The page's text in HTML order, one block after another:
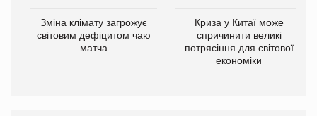
Зміна клімату загрожує
світовим дефіцитом чаю
матча
Криза у Китаї може
спричинити великі
потрясіння для світової
економіки